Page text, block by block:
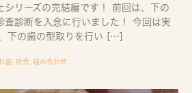
ーズの完結編です！ 前回は、下の
査診断を入念に行いました！ 今回は実
下の歯の型取りを行い […]
歯 咬合 噛み合わせ